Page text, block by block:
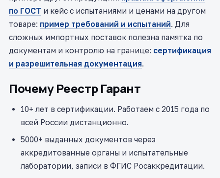
по ГОСТ и кейс с испытаниями и ценами на другом
товаре: пример требований и испытаний. Для
сложных импортных поставок полезна памятка по
документам и контролю на границе: сертификация
и разрешительная документация.
Почему Реестр Гарант
10+ лет в сертификации. Работаем с 2015 года по
всей России дистанционно.
5000+ выданных документов через
аккредитованные органы и испытательные
лаборатории, записи в ФГИС Росаккредитации.